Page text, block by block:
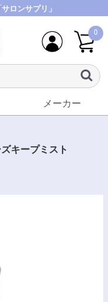
ロンサプリ」
0
メーカー
キープミスト